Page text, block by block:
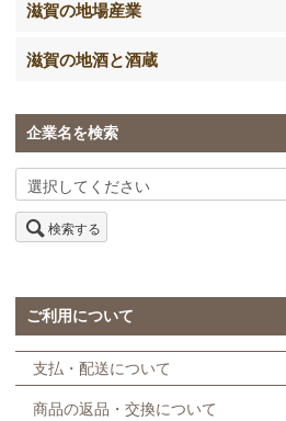
滋賀の地場産業
滋賀の地酒と酒蔵
企業名を検索
検索する
ご利用について
支払・配送について
商品の返品・交換について